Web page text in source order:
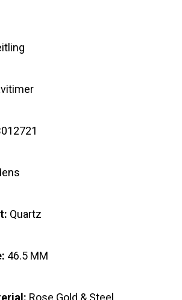
Quartz
46.5 MM
Rose Gold & Steel